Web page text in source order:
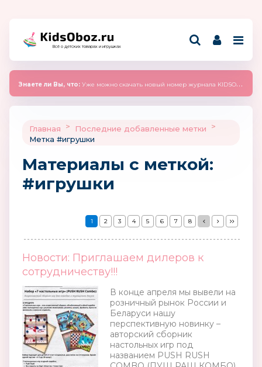
Всё о детских товарах и игрушках
Знаете ли Вы, что: Уже можно скачать новый номер журнала KIDSOBOZ 2025 (сентябрь)
Главная > Последние добавленные метки
>
Метка #игрушки
Материалы c меткой:
#игрушки
1 2 3 4 5 6 7 8
Новости: Приглашаем дилеров к
сотрудничеству!!!
В конце апреля мы вывели на
розничный рынок России и
Беларуси нашу
перспективную новинку –
авторский сборник
настольных игр под
названием PUSH RUSH